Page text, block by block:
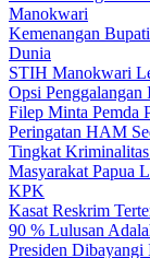
Manokwari
Kemenangan
Dunia
STIH Manokwari
Opsi
Filep Minta Pemda
Peringatan HAM
Tingkat
Masyarakat Papua
KPK
Kasat Reskrim
90 % Lulusan
Presiden Dibayangi